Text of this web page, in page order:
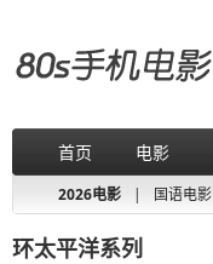
首页 电影
2026电影 | 国语电影
环太平洋系列